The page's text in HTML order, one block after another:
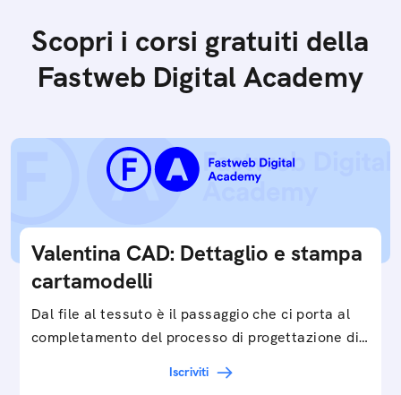
Scopri i corsi gratuiti della
Fastweb Digital Academy
Valentina CAD: Dettaglio e stampa
cartamodelli
Dal file al tessuto è il passaggio che ci porta al
completamento del processo di progettazione di
Iscriviti